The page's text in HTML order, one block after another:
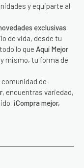
y equiparte al
exclusivas
de vida, desde tu
lo que Aquí Mejor
mismo, tu forma de
de
, encuentras variedad,
¡Compra mejor,